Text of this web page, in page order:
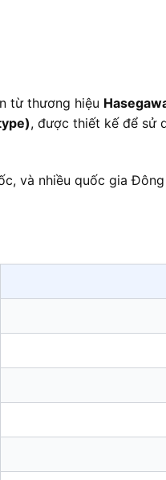
từ thương hiệu
, được thiết kế để sử
và nhiều quốc gia